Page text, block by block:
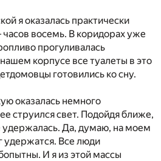
я оказалась практически
восемь. В коридорах уже
прогуливалась
корпусе все туалеты в это
готовились ко сну.
оказалась немного
струился свет. Подойдя ближе,
удержалась. Да, думаю, на моем
удержатся. Все люди
И я из этой массы